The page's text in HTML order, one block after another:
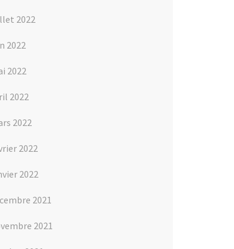
2022
2022
2022
2022
2022
2022
2022
2021
2021